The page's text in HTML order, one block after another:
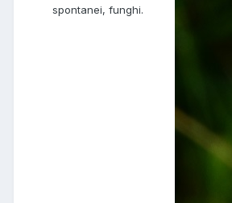
spontanei, funghi.